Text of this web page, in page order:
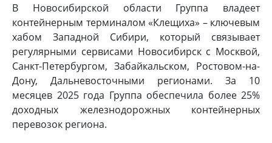
В Новосибирской области Группа владеет
контейнерным терминалом «Клещиха» – ключевым
хабом Западной Сибири, который связывает
регулярными сервисами Новосибирск с Москвой,
Санкт-Петербургом, Забайкальском, Ростовом-на-
Дону, Дальневосточными регионами. За 10
месяцев 2025 года Группа обеспечила более 25%
доходных железнодорожных контейнерных
перевозок региона.